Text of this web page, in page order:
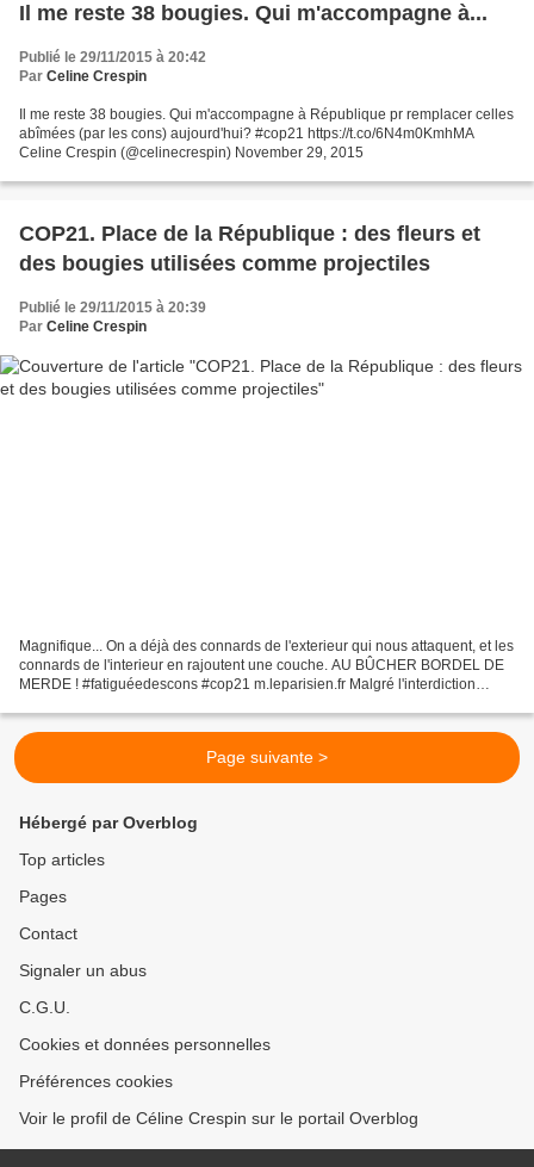
Il me reste 38 bougies. Qui m'accompagne à...
Publié le 29/11/2015 à 20:42
Par Celine Crespin
Il me reste 38 bougies. Qui m'accompagne à République pr remplacer celles
abîmées (par les cons) aujourd'hui? #cop21 https://t.co/6N4m0KmhMA
Celine Crespin (@celinecrespin) November 29, 2015
COP21. Place de la République : des fleurs et
des bougies utilisées comme projectiles
Publié le 29/11/2015 à 20:39
Par Celine Crespin
Magnifique... On a déjà des connards de l'exterieur qui nous attaquent, et les
connards de l'interieur en rajoutent une couche. AU BÛCHER BORDEL DE
MERDE ! #fatiguéedescons #cop21 m.leparisien.fr Malgré l'interdiction
Page suivante >
Hébergé par Overblog
Top articles
Pages
Contact
Signaler un abus
C.G.U.
Cookies et données personnelles
Préférences cookies
Voir le profil de Céline Crespin sur le portail Overblog